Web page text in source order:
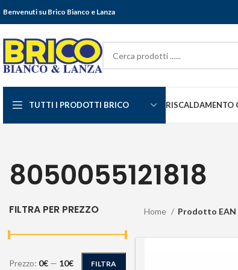
Benvenuti su Brico Bianco e Lanza
TUTTI I PRODOTTI BRICO
8050055121818
FILTRA PER PREZZO
FILTRA
Prezzo: 0€ — 10€
Home Prodotto EAN